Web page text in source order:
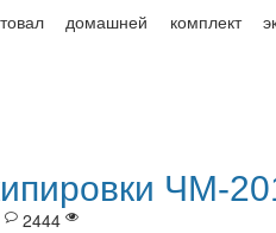
домашней комплект
ЧМ-
2444